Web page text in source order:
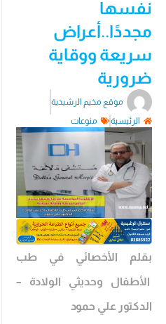
نفسها
مجددًا..أعراض
سريعة ووقاية
ضرورية
موقع مخيم الرشيدية
الرئيسية
منوعات
بقلم الأخصائي في طب
الأطفال وحديثي الولادة –
الدكتور علي حمود